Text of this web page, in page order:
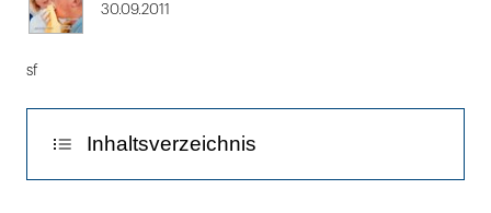
30.09.2011
sf
Inhaltsverzeichnis